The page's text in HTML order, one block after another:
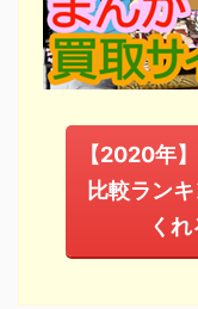
【2020年
比較ラン
く